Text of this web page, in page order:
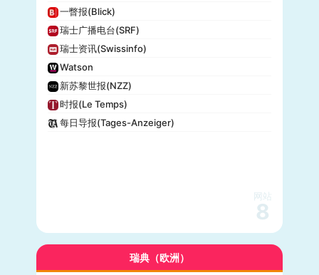
一瞥报(Blick)
瑞士广播电台(SRF)
瑞士资讯(Swissinfo)
Watson
新苏黎世报(NZZ)
时报(Le Temps)
每日导报(Tages-Anzeiger)
网站
8
瑞典（欧洲）